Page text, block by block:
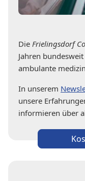
Die Frielingsdorf
Jahren
ambulante
In unserem
unsere
informieren über